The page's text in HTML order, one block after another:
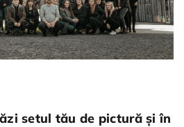
setul tău de pictură și în